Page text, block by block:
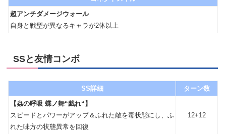
超アンチダメージウォール
自身と戦型が異なるキャラが2体以上
SSと友情コンボ
SS詳細
ターン数
【蟲の呼吸 蝶ノ舞“戯れ“】
スピードとパワーがアップ＆ふれた敵を毒状態にし、ふ
れた味方の状態異常を回復
12+12